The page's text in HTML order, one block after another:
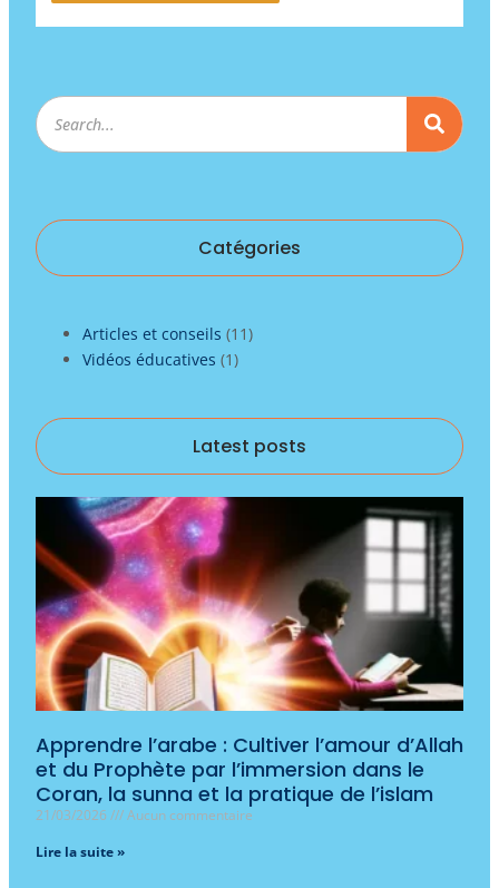
Rechercher
Catégories
Articles et conseils (11)
Vidéos éducatives (1)
Latest posts
Apprendre l’arabe : Cultiver l’amour d’Allah
et du Prophète par l’immersion dans le
Coran, la sunna et la pratique de l’islam
21/03/2026
Aucun commentaire
Lire la suite »